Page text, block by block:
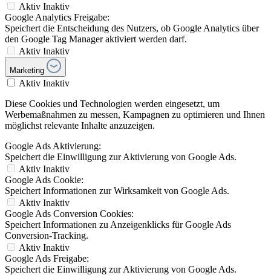
Aktiv Inaktiv
Google Analytics Freigabe:
Speichert die Entscheidung des Nutzers, ob Google Analytics über
den Google Tag Manager aktiviert werden darf.
Aktiv Inaktiv
Marketing
Aktiv Inaktiv
Diese Cookies und Technologien werden eingesetzt, um
Werbemaßnahmen zu messen, Kampagnen zu optimieren und Ihnen
möglichst relevante Inhalte anzuzeigen.
Google Ads Aktivierung:
Speichert die Einwilligung zur Aktivierung von Google Ads.
Aktiv Inaktiv
Google Ads Cookie:
Speichert Informationen zur Wirksamkeit von Google Ads.
Aktiv Inaktiv
Google Ads Conversion Cookies:
Speichert Informationen zu Anzeigenklicks für Google Ads
Conversion-Tracking.
Aktiv Inaktiv
Google Ads Freigabe:
Speichert die Einwilligung zur Aktivierung von Google Ads.